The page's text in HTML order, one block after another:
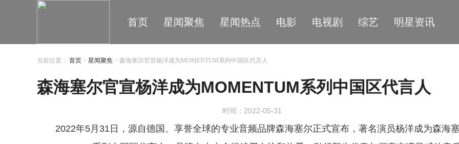
首页 星闻聚焦 星闻热点 电影 电视剧 综艺 明星资讯
当前位置： 首页 > 星闻聚焦 > 森海塞尔官宣杨洋成为MOMENTUM系列中国区代言人
森海塞尔官宣杨洋成为MOMENTUM系列中国区代言人
时间：2022-05-31
2022年5月31日，源自德国、享誉全球的专业音频品牌森海塞尔正式宣布，著名演员杨洋成为森海